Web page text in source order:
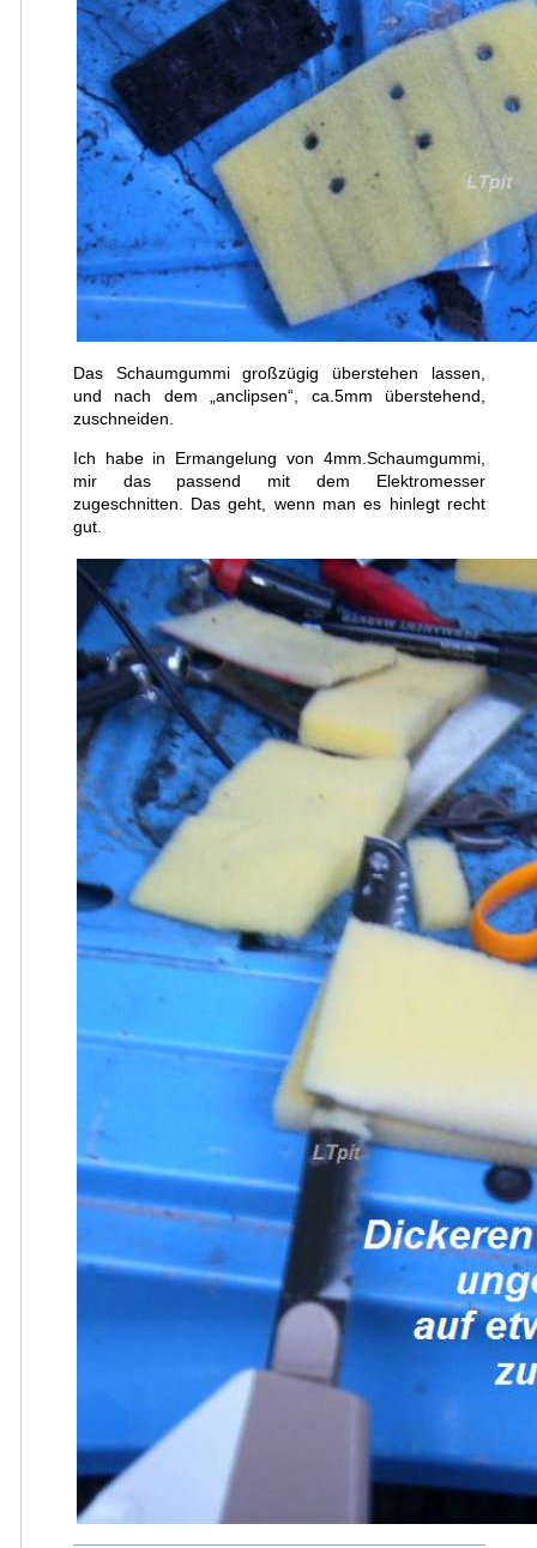
Das Schaumgummi großzügig überstehen lassen,
und nach dem „anclipsen“, ca.5mm überstehend,
zuschneiden.
Ich habe in Ermangelung von 4mm.Schaumgummi,
mir das passend mit dem Elektromesser
zugeschnitten. Das geht, wenn man es hinlegt recht
gut.